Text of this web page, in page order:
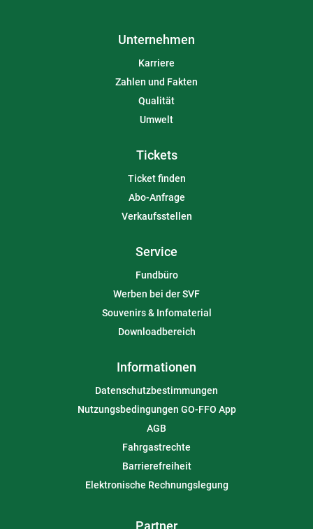
Unternehmen
Karriere
Zahlen und Fakten
Qualität
Umwelt
Tickets
Ticket finden
Abo-Anfrage
Verkaufsstellen
Service
Fundbüro
Werben bei der SVF
Souvenirs & Infomaterial
Downloadbereich
Informationen
Datenschutzbestimmungen
Nutzungsbedingungen GO-FFO App
AGB
Fahrgastrechte
Barrierefreiheit
Elektronische Rechnungslegung
Partner